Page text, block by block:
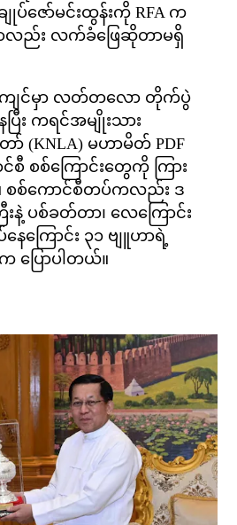
ပ်ဇော်မင်းထွန်းကို RFA က
မှာလည်း လက်ခံဖြေဆိုတာမရှိ
ကျင်မှာ လတ်တလော တိုက်ပွဲ
ပြီး ကရင်အမျိုးသား
(KNLA) မဟာမိတ် PDF
စီ စစ်ကြောင်းတွေကို ကြား
စစ်ကောင်စီတပ်ကလည်း ဒ
နဲ့ ပစ်ခတ်တာ၊ လေကြောင်း
ြောင်း ၃၁ ဗျူဟာရဲ့
ပြောပါတယ်။